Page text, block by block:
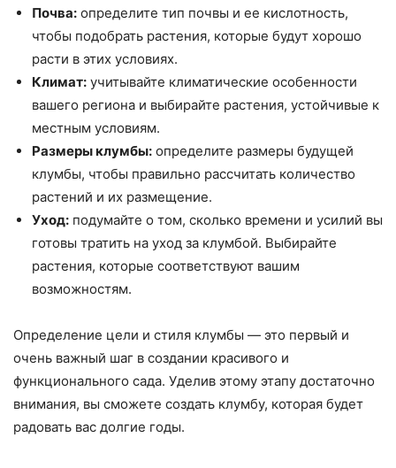
Почва: определите тип почвы и ее кислотность,
чтобы подобрать растения, которые будут хорошо
расти в этих условиях.
Климат: учитывайте климатические особенности
вашего региона и выбирайте растения, устойчивые к
местным условиям.
Размеры клумбы: определите размеры будущей
клумбы, чтобы правильно рассчитать количество
растений и их размещение.
Уход: подумайте о том, сколько времени и усилий вы
готовы тратить на уход за клумбой. Выбирайте
растения, которые соответствуют вашим
возможностям.
Определение цели и стиля клумбы — это первый и
очень важный шаг в создании красивого и
функционального сада. Уделив этому этапу достаточно
внимания, вы сможете создать клумбу, которая будет
радовать вас долгие годы.